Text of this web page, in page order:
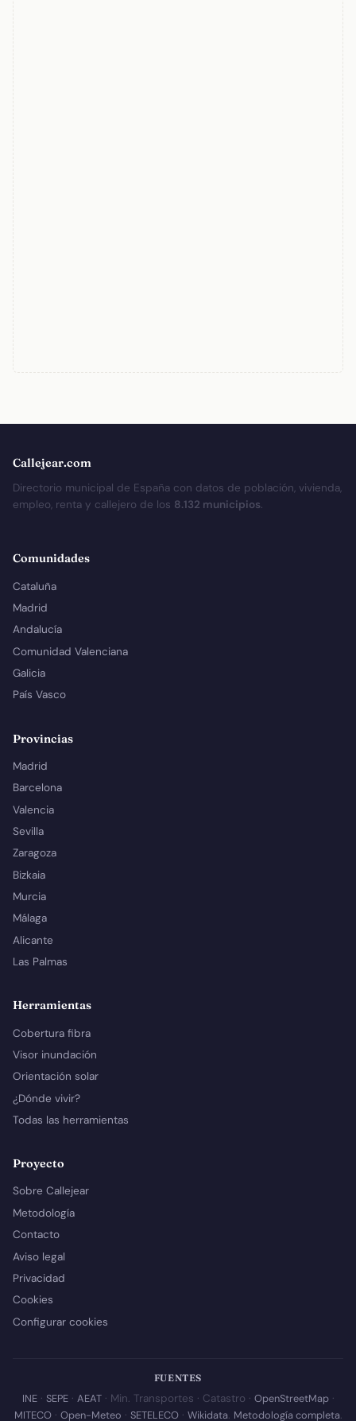
Callejear.com
Directorio municipal de España con datos de población, vivienda,
empleo, renta y callejero de los 8.132 municipios.
Comunidades
Cataluña
Madrid
Andalucía
Comunidad Valenciana
Galicia
País Vasco
Provincias
Madrid
Barcelona
Valencia
Sevilla
Zaragoza
Bizkaia
Murcia
Málaga
Alicante
Las Palmas
Herramientas
Cobertura fibra
Visor inundación
Orientación solar
¿Dónde vivir?
Todas las herramientas
Proyecto
Sobre Callejear
Metodología
Contacto
Aviso legal
Privacidad
Cookies
Configurar cookies
FUENTES
INE· SEPE· AEAT· Min. Transportes · Catastro · OpenStreetMap·
MITECO· Open-Meteo · SETELECO· Wikidata. Metodología completa.